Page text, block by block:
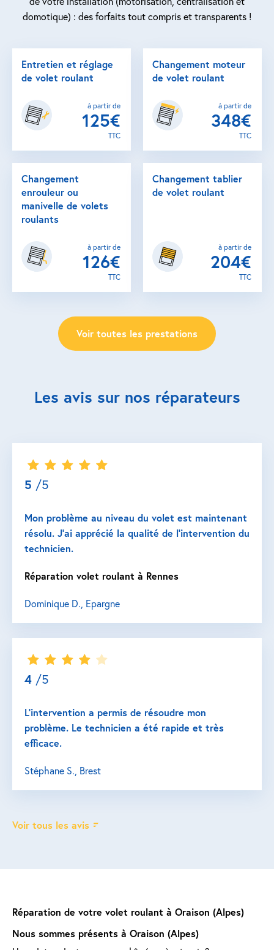
Réparation de votre volet roulant à Oraison (Alpes)
Nous sommes présents à Oraison (Alpes)
domotique) : des forfaits tout compris et transparents !
Entretien et réglage
de volet roulant
à partir de
125€
TTC
Changement moteur
de volet roulant
à partir de
348€
TTC
Changement
enrouleur ou
manivelle de volets
roulants
à partir de
126€
TTC
Changement tablier
de volet roulant
à partir de
204€
TTC
Voir toutes les prestations
Les avis sur nos réparateurs
5 /5
Mon problème au niveau du volet est maintenant
résolu. J’ai apprécié la qualité de l’intervention du
technicien.
Réparation volet roulant à Rennes
Dominique D., Epargne
4 /5
L’intervention a permis de résoudre mon
problème. Le technicien a été rapide et très
efficace.
Stéphane S., Brest
Voir tous les avis